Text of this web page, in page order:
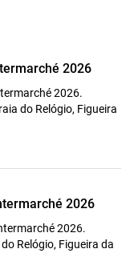
2026
2026.
do Relógio, Figueira
2026
2026.
Relógio, Figueira da